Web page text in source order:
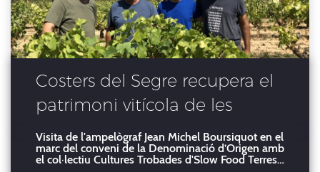
Costers del Segre recupera el
patrimoni vitícola de les
comarques de Ponent
Visita de l'ampelògraf Jean Michel Boursiquot en el
marc del conveni de la Denominació d’Origen amb
el col·lectiu Cultures Trobades d'Slow Food Terres